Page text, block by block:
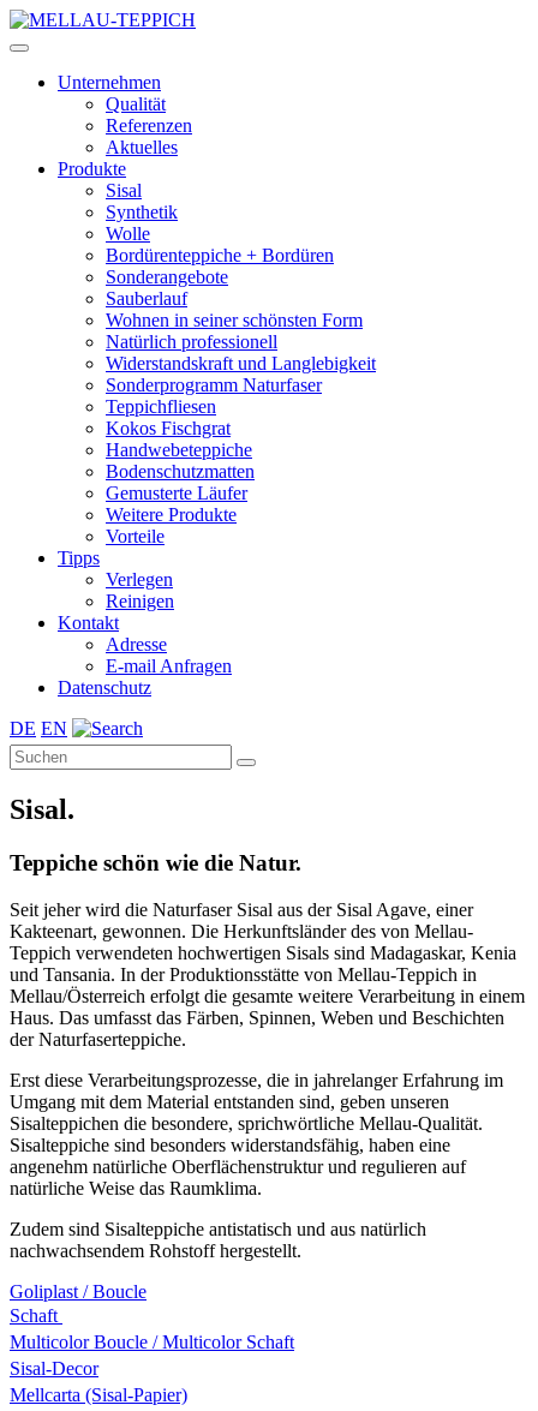
Unternehmen
Qualität
Referenzen
Aktuelles
Produkte
Sisal
Synthetik
Wolle
Bordürenteppiche + Bordüren
Sonderangebote
Sauberlauf
Wohnen in seiner schönsten Form
Natürlich professionell
Widerstandskraft und Langlebigkeit
Sonderprogramm Naturfaser
Teppichfliesen
Kokos Fischgrat
Handwebeteppiche
Bodenschutzmatten
Gemusterte Läufer
Weitere Produkte
Vorteile
Tipps
Verlegen
Reinigen
Kontakt
Adresse
E-mail Anfragen
Datenschutz
DE EN
Sisal.
Teppiche schön wie die Natur.
Seit jeher wird die Naturfaser Sisal aus der Sisal Agave, einer
Kakteenart, gewonnen. Die Herkunftsländer des von Mellau-
Teppich verwendeten hochwertigen Sisals sind Madagaskar, Kenia
und Tansania. In der Produktionsstätte von Mellau-Teppich in
Mellau/Österreich erfolgt die gesamte weitere Verarbeitung in einem
Haus. Das umfasst das Färben, Spinnen, Weben und Beschichten
der Naturfaserteppiche.
Erst diese Verarbeitungsprozesse, die in jahrelanger Erfahrung im
Umgang mit dem Material entstanden sind, geben unseren
Sisalteppichen die besondere, sprichwörtliche Mellau-Qualität.
Sisalteppiche sind besonders widerstandsfähig, haben eine
angenehm natürliche Oberflächenstruktur und regulieren auf
natürliche Weise das Raumklima.
Zudem sind Sisalteppiche antistatisch und aus natürlich
nachwachsendem Rohstoff hergestellt.
Goliplast / Boucle
Schaft
Multicolor Boucle / Multicolor Schaft
Sisal-Decor
Mellcarta (Sisal-Papier)